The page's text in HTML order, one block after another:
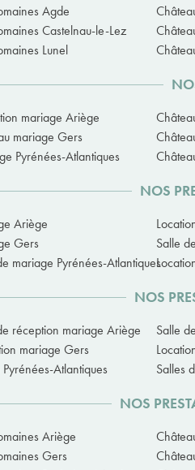
Agde
Castelnau-le-Lez
Lunel
mariage Ariège
mariage Gers
Pyrénées-Atlantiques
NOS
Ariège
Gers
Salle
mariage Pyrénées-Atlantiques
NOS
réception mariage Ariège Salle
mariage Gers
Atlantiques
Salles
NOS
Ariège
Gers